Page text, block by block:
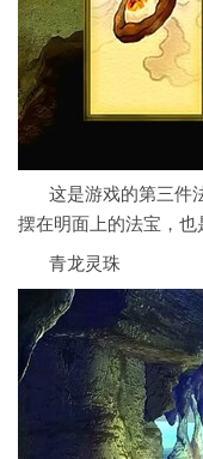
这是游戏的第三件
摆在明面上的法宝，也
青龙灵珠